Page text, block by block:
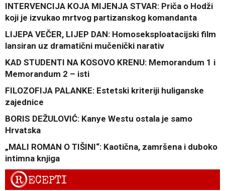
INTERVENCIJA KOJA MIJENJA STVAR: Priča o Hodži
koji je izvukao mrtvog partizanskog komandanta
LIJEPA VEČER, LIJEP DAN: Homoseksploatacijski film
lansiran uz dramatični mučenički narativ
KAD STUDENTI NA KOSOVO KRENU: Memorandum 1 i
Memorandum 2 – isti
FILOZOFIJA PALANKE: Estetski kriteriji huliganske
zajednice
BORIS DEŽULOVIĆ: Kanye Westu ostala je samo
Hrvatska
„MALI ROMAN O TIŠINI“: Kaotična, zamršena i duboko
intimna knjiga
RECEPTI